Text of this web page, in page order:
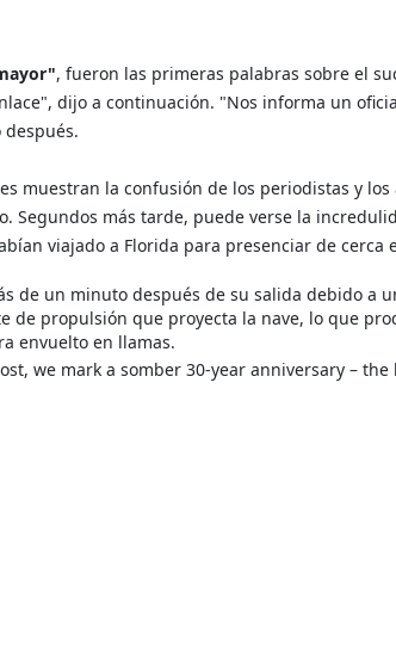
, fueron las primeras palabras sobre el
dijo a continuación. "Nos informa un
muestran la confusión de los periodistas y
Segundos más tarde, puede verse la
viajado a Florida para presenciar de cerca
de un minuto después de su salida debido a
de propulsión que proyecta la nave, lo que
envuelto en llamas.
we mark a somber 30-year anniversary –